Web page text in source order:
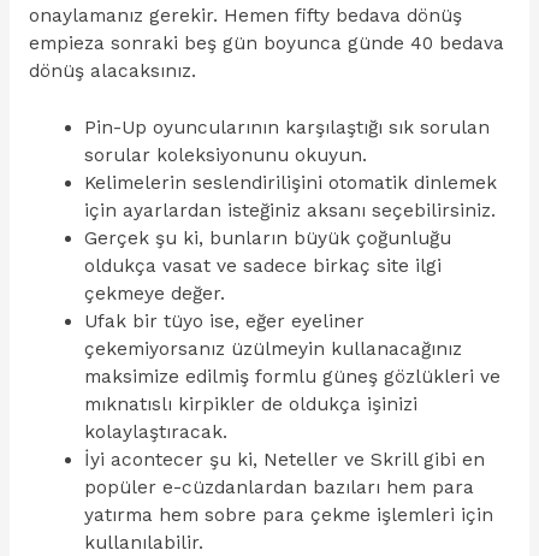
onaylamanız gerekir. Hemen fifty bedava dönüş
empieza sonraki beş gün boyunca günde 40 bedava
dönüş alacaksınız.
Pin-Up oyuncularının karşılaştığı sık sorulan
sorular koleksiyonunu okuyun.
Kelimelerin seslendirilişini otomatik dinlemek
için ayarlardan isteğiniz aksanı seçebilirsiniz.
Gerçek şu ki, bunların büyük çoğunluğu
oldukça vasat ve sadece birkaç site ilgi
çekmeye değer.
Ufak bir tüyo ise, eğer eyeliner
çekemiyorsanız üzülmeyin kullanacağınız
maksimize edilmiş formlu güneş gözlükleri ve
mıknatıslı kirpikler de oldukça işinizi
kolaylaştıracak.
İyi acontecer şu ki, Neteller ve Skrill gibi en
popüler e-cüzdanlardan bazıları hem para
yatırma hem sobre para çekme işlemleri için
kullanılabilir.